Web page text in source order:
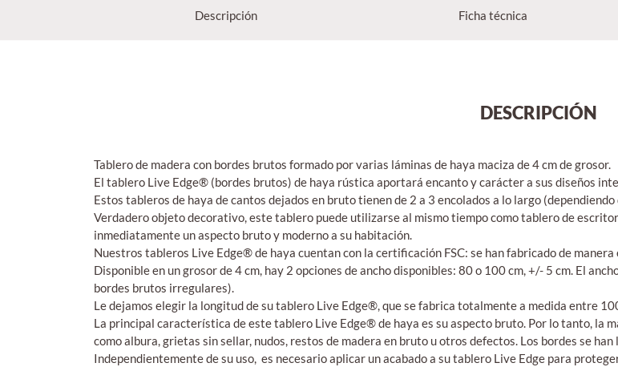
Descripción Ficha técnica
DESCRIPCIÓN
Tablero de madera con bordes brutos formado por varias láminas de haya maciza de 4 cm de grosor.
El tablero Live Edge® (bordes brutos) de haya rústica aportará encanto y carácter a sus diseños
Estos tableros de haya de cantos dejados en bruto tienen de 2 a 3 encolados a lo largo
Verdadero objeto decorativo, este tablero puede utilizarse al mismo tiempo como tablero de
inmediatamente un aspecto bruto y moderno a su habitación.
Nuestros tableros Live Edge® de haya cuentan con la certificación FSC: se han fabricado de
Disponible en un grosor de 4 cm, hay 2 opciones de ancho disponibles: 80 o 100 cm, +/- 5 cm. El
bordes brutos irregulares).
Le dejamos elegir la longitud de su tablero Live Edge®, que se fabrica totalmente a medida entre
La principal característica de este tablero Live Edge® de haya es su aspecto bruto. Por lo tanto,
como albura, grietas sin sellar, nudos, restos de madera en bruto u otros defectos. Los bordes se
Independientemente de su uso, es necesario aplicar un acabado a su tablero Live Edge para